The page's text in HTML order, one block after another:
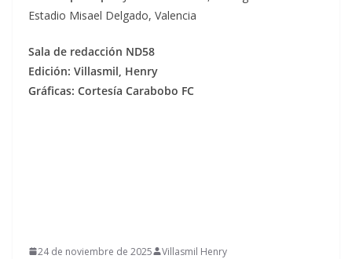
Estadio Misael Delgado, Valencia
Sala de redacción ND58
Edición: Villasmil, Henry
Gráficas: Cortesía Carabobo FC
24 de noviembre de 2025
Villasmil Henry